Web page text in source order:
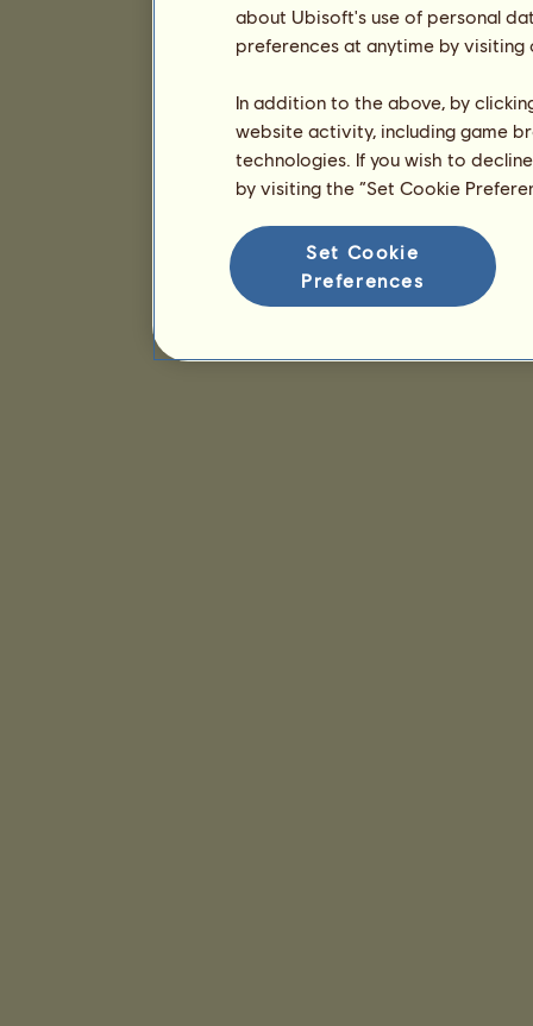
about Ubisoft's use of personal
preferences at anytime by
In addition to the above, by
website activity, including game
technologies. If you wish to
by visiting the “Set Cookie
Set Cookie
Preferences